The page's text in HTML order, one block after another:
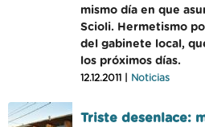
mismo día en que
Scioli. Hermetismo
del gabinete local,
los próximos días.
12.12.2011 | Noticias
Triste desenlace: